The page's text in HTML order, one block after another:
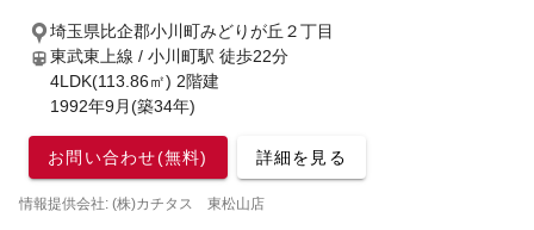
埼玉県比企郡小川町みどりが丘２丁目
東武東上線 / 小川町駅 徒歩22分
4LDK(113.86㎡) 2階建
1992年9月(築34年)
お問い合わせ(無料) 詳細を見る
情報提供会社: (株)カチタス 東松山店